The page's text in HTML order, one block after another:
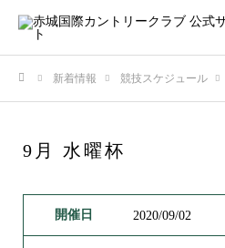
新着情報 競技スケジュール
9月 水曜杯
開催日 2020/09/02